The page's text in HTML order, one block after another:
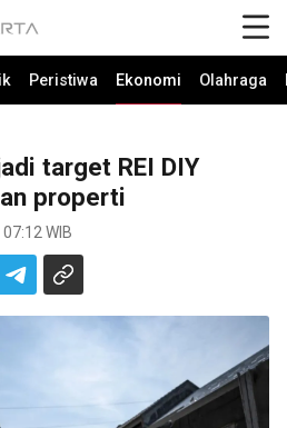
Peristiwa Ekonomi Olahraga
target REI DIY
properti
WIB